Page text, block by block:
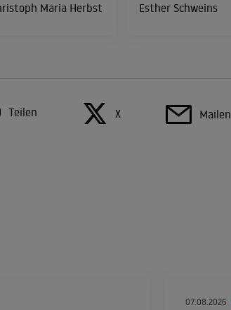
Maria Herbst Esther Schweins
Teilen X Mailen
07.08.2026